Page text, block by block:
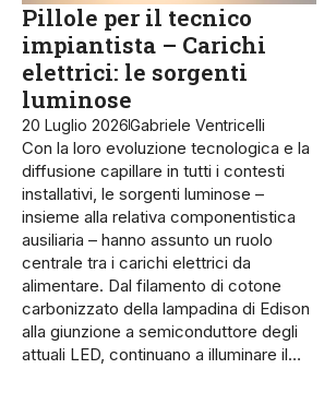
Pillole per il tecnico
impiantista – Carichi
elettrici: le sorgenti
luminose
20 Luglio 2026Gabriele Ventricelli
Con la loro evoluzione tecnologica e la
diffusione capillare in tutti i contesti
installativi, le sorgenti luminose –
insieme alla relativa componentistica
ausiliaria – hanno assunto un ruolo
centrale tra i carichi elettrici da
alimentare. Dal filamento di cotone
carbonizzato della lampadina di Edison
alla giunzione a semiconduttore degli
attuali LED, continuano a illuminare il…